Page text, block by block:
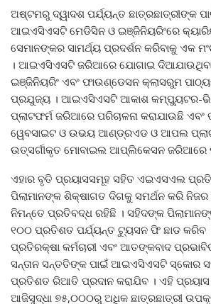
ଅଷ୍ଟମରୁ ଦ୍ୱାଦଶ ପର୍ଯ୍ୟନ୍ତ ଛାତ୍ରଛାତ୍ରୀଙ୍କ
ଆଇଏସିଏସଟି ମେଡିସିନ ଓ ଇଞ୍ଜିନିୟରିଂରେ
ସେମାନଙ୍କର ସାମର୍ଥ୍ୟ ପ୍ରଦର୍ଶନ କରିବାକୁ ଏକ
। ଆଇଏସିଏସଟି ଜରିଆରେ ଯୋଗାଇ
ଇଞ୍ଜିନିୟରିଂ ଏବଂ ଫାଉଣ୍ଡେସନ କ୍ଲାସରୁମ
ପ୍ରଯୁଜ୍ୟ । ଆଇଏସିଏସଟି ଆକାଶ କମ୍ପ୍ୟୁଟର-
ପ୍ଲାଟଫର୍ମ ଜରିଆରେ ପରିଚାଳନା କରାଯାଉଛି ଏବଂ
ୱେବସାଇଟ ଓ ଉଭୟ ଆଣ୍ଡ୍ରଏଡ ଓ ଆପଲ
ଉତ୍ସର୍ଗୀକୃତ ମୋବାଇଲ ଆପ୍ଲିକେସନ ଜରିଆରେ
ଏହାର ବୃତି ପ୍ରୟାସସମୂହ ସହିତ ଏଇଏସଏଲ
ପିଲାମାନଙ୍କ ଶିକ୍ଷାଗତ ଦିଗକୁ ସମର୍ଥନ କରି ନିଜର
ନିମନ୍ତେ ପ୍ରତିବଦ୍ଧ ରହିଛି । ସହିଦଙ୍କ
୧୦୦ ପ୍ରତିଶତ ପର୍ଯ୍ୟନ୍ତ ଟ୍ୟୁସନ ଫି ଛାଡ କରିବ
ପ୍ରତିରକ୍ଷା କର୍ମଚାରୀ ଏବଂ ଆତଙ୍କବାଦ
ସନ୍ତାନ ସନ୍ତତିଙ୍କ ପାଇଁ ଆଇଏସିଏସଟି ସ୍କୋର
ପ୍ରତିଶତ ରିଆତି ପ୍ରଦାନ କରାଯିବ । ଏହି ପ୍ରୟାସ
ଆଜିସୁଦ୍ଧା ୭୫,୦୦୦ରୁ ଅଧିକ ଛାତ୍ରଛାତ୍ରୀ